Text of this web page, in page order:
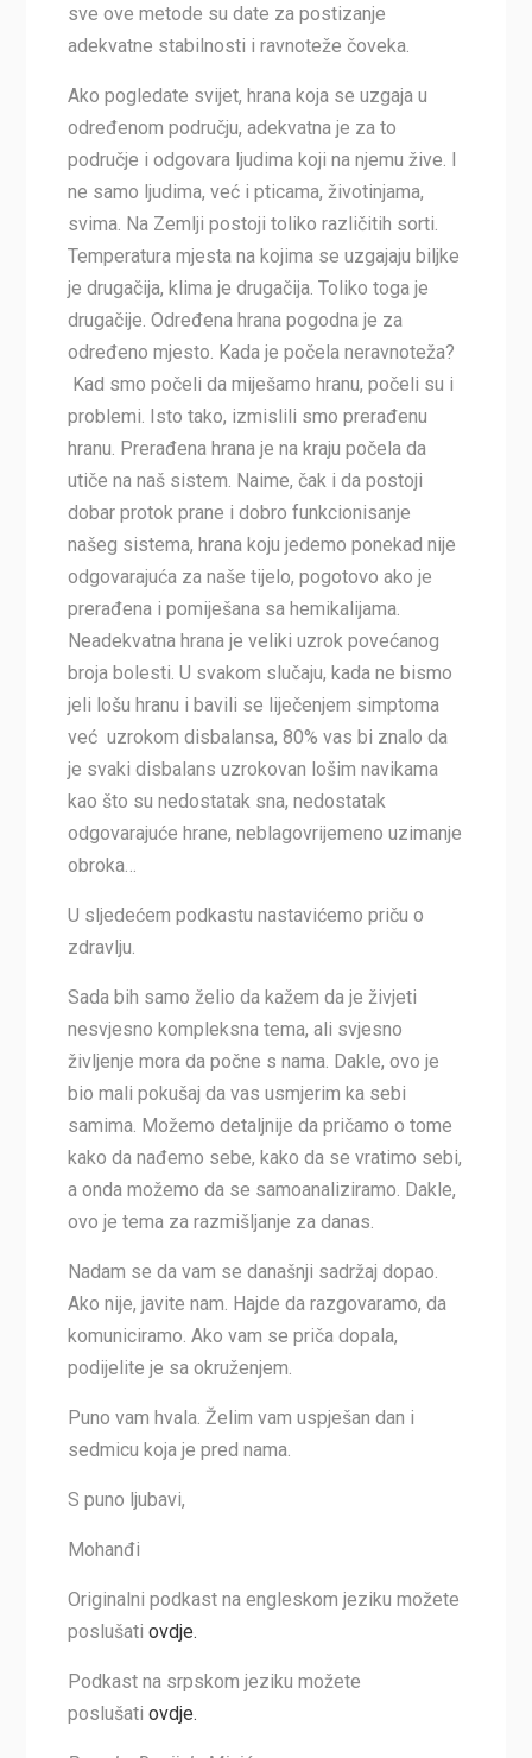
sve ove metode su date za postizanje
adekvatne stabilnosti i ravnoteže čoveka.
Ako pogledate svijet, hrana koja se uzgaja u
određenom području, adekvatna je za to
područje i odgovara ljudima koji na njemu žive. I
ne samo ljudima, već i pticama, životinjama,
svima. Na Zemlji postoji toliko različitih sorti.
Temperatura mjesta na kojima se uzgajaju biljke
je drugačija, klima je drugačija. Toliko toga je
drugačije. Određena hrana pogodna je za
određeno mjesto. Kada je počela neravnoteža?
Kad smo počeli da miješamo hranu, počeli su i
problemi. Isto tako, izmislili smo prerađenu
hranu. Prerađena hrana je na kraju počela da
utiče na naš sistem. Naime, čak i da postoji
dobar protok prane i dobro funkcionisanje
našeg sistema, hrana koju jedemo ponekad nije
odgovarajuća za naše tijelo, pogotovo ako je
prerađena i pomiješana sa hemikalijama.
Neadekvatna hrana je veliki uzrok povećanog
broja bolesti. U svakom slučaju, kada ne bismo
jeli lošu hranu i bavili se liječenjem simptoma
već uzrokom disbalansa, 80% vas bi znalo da
je svaki disbalans uzrokovan lošim navikama
kao što su nedostatak sna, nedostatak
odgovarajuće hrane, neblagovrijemeno uzimanje
obroka…
U sljedećem podkastu nastavićemo priču o
zdravlju.
Sada bih samo želio da kažem da je živjeti
nesvjesno kompleksna tema, ali svjesno
življenje mora da počne s nama. Dakle, ovo je
bio mali pokušaj da vas usmjerim ka sebi
samima. Možemo detaljnije da pričamo o tome
kako da nađemo sebe, kako da se vratimo sebi,
a onda možemo da se samoanaliziramo. Dakle,
ovo je tema za razmišljanje za danas.
Nadam se da vam se današnji sadržaj dopao.
Ako nije, javite nam. Hajde da razgovaramo, da
komuniciramo. Ako vam se priča dopala,
podijelite je sa okruženjem.
Puno vam hvala. Želim vam uspješan dan i
sedmicu koja je pred nama.
S puno ljubavi,
Mohanđi
Originalni podkast na engleskom jeziku možete
poslušati ovdje.
Podkast na srpskom jeziku možete
poslušati ovdje.